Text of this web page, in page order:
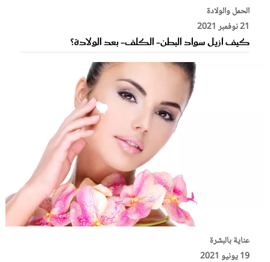
الحمل والولادة
21 نوفمبر 2021
كيف ازيل سواد البطن- الكلف- بعد الولادة؟
عناية بالبشرة
19 يونيو 2021